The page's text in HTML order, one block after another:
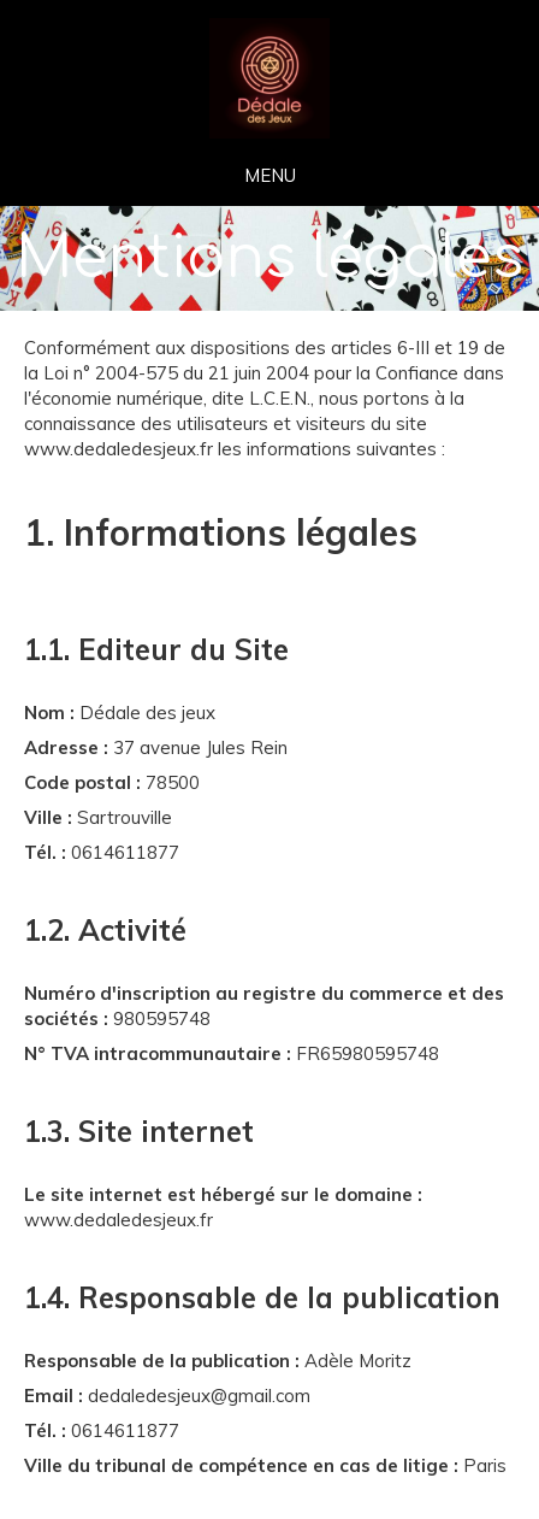
MENU
Mentions légales
Conformément aux dispositions des articles 6-III et 19 de
la Loi n° 2004-575 du 21 juin 2004 pour la Confiance dans
l'économie numérique, dite L.C.E.N., nous portons à la
connaissance des utilisateurs et visiteurs du site
www.dedaledesjeux.fr les informations suivantes :
1. Informations légales
1.1. Editeur du Site
Nom : Dédale des jeux
Adresse : 37 avenue Jules Rein
Code postal : 78500
Ville : Sartrouville
Tél. : 0614611877
1.2. Activité
Numéro d'inscription au registre du commerce et des
sociétés : 980595748
N° TVA intracommunautaire : FR65980595748
1.3. Site internet
Le site internet est hébergé sur le domaine :
www.dedaledesjeux.fr
1.4. Responsable de la publication
Responsable de la publication : Adèle Moritz
Email : dedaledesjeux@gmail.com
Tél. : 0614611877
Ville du tribunal de compétence en cas de litige : Paris